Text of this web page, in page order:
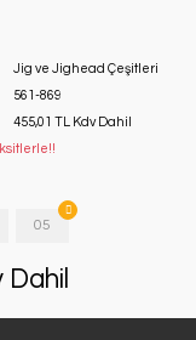
Jig ve Jighead Çeşitleri
561-869
455,01 TL Kdv Dahil
05